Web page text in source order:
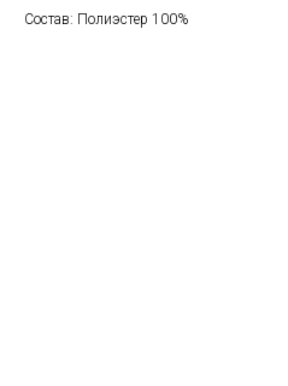
Состав: Полиэстер 100%